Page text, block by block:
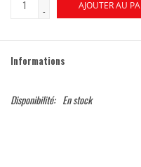
-
AJOUTER AU
Informations
Disponibilité: En stock